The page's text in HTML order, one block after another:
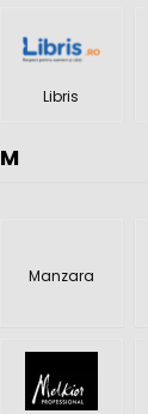
Libris
M
Manzara